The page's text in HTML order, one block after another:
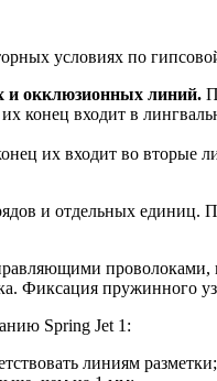
условиях по
и окклюзионных линий.
конец входит в
их входит во вторые
и отдельных единиц.
проволоками,
Фиксация пружинного
Spring Jet 1:
линиям разметки;